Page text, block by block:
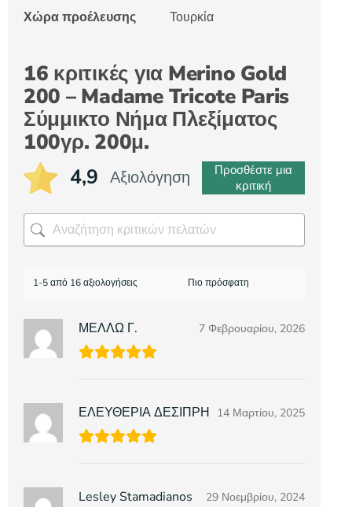
Χώρα προέλευσης
Τουρκία
16 κριτικές για Merino Gold
200 – Madame Tricote Paris
Σύμμικτο Νήμα Πλεξίματος
100γρ. 200μ.
4,9 Αξιολόγηση
Προσθέστε μια
κριτική
1-5 από 16 αξιολογήσεις
ΜΕΛΛΩ Γ. 7 Φεβρουαρίου, 2026
ΕΛΕΥΘΕΡΙΑ ΔΕΣΙΠΡΗ 14 Μαρτίου, 2025
Lesley Stamadianos 29 Νοεμβρίου, 2024